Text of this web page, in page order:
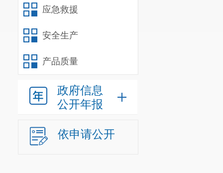
应急救援
安全生产
产品质量
政府信息
公开年报
依申请公开